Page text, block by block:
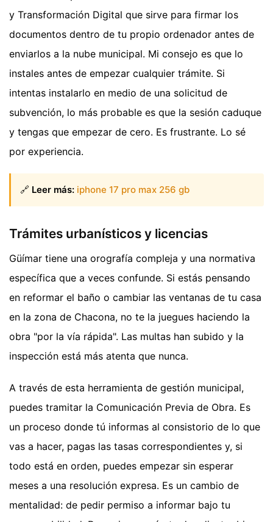
y Transformación Digital que sirve para firmar los
documentos dentro de tu propio ordenador antes de
enviarlos a la nube municipal. Mi consejo es que lo
instales antes de empezar cualquier trámite. Si
intentas instalarlo en medio de una solicitud de
subvención, lo más probable es que la sesión caduque
y tengas que empezar de cero. Es frustrante. Lo sé
por experiencia.
🔗 Leer más: iphone 17 pro max 256 gb
Trámites urbanísticos y licencias
Güímar tiene una orografía compleja y una normativa
específica que a veces confunde. Si estás pensando
en reformar el baño o cambiar las ventanas de tu casa
en la zona de Chacona, no te la juegues haciendo la
obra "por la vía rápida". Las multas han subido y la
inspección está más atenta que nunca.
A través de esta herramienta de gestión municipal,
puedes tramitar la Comunicación Previa de Obra. Es
un proceso donde tú informas al consistorio de lo que
vas a hacer, pagas las tasas correspondientes y, si
todo está en orden, puedes empezar sin esperar
meses a una resolución expresa. Es un cambio de
mentalidad: de pedir permiso a informar bajo tu